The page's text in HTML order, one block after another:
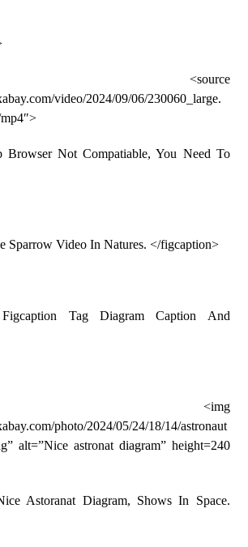
video/2024/09/06/230060_large.
Not Compatiable, You Need To
Video In Natures. </figcaption>
Tag Diagram Caption And
photo/2024/05/24/18/14/astronaut
alt=”Nice astronat diagram” height=240
Astoranat Diagram, Shows In Space.